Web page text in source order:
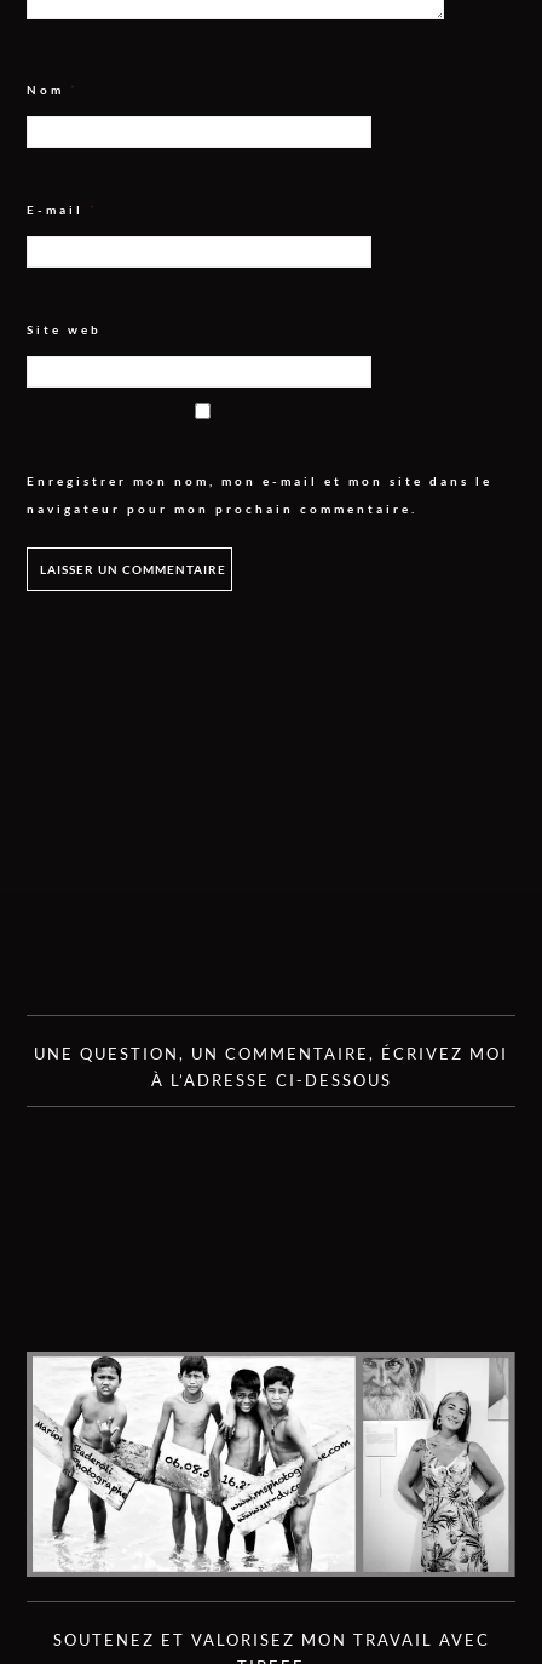
Nom *
E-mail *
Site web
Enregistrer mon nom, mon e-mail et mon site dans le
navigateur pour mon prochain commentaire.
UNE QUESTION, UN COMMENTAIRE, ÉCRIVEZ MOI
À L’ADRESSE CI-DESSOUS
SOUTENEZ ET VALORISEZ MON TRAVAIL AVEC